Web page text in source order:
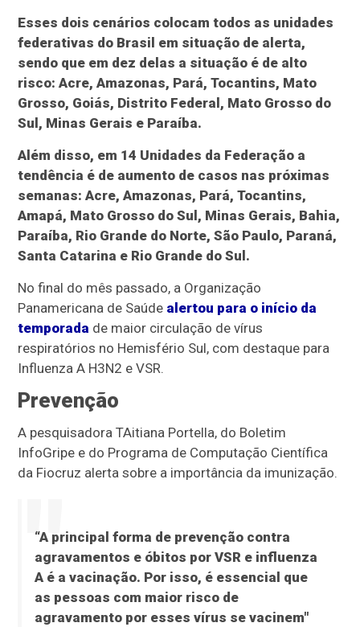
Esses dois cenários colocam todos as unidades
federativas do Brasil em situação de alerta,
sendo que em dez delas a situação é de alto
risco: Acre, Amazonas, Pará, Tocantins, Mato
Grosso, Goiás, Distrito Federal, Mato Grosso do
Sul, Minas Gerais e Paraíba.
Além disso, em 14 Unidades da Federação a
tendência é de aumento de casos nas próximas
semanas: Acre, Amazonas, Pará, Tocantins,
Amapá, Mato Grosso do Sul, Minas Gerais, Bahia,
Paraíba, Rio Grande do Norte, São Paulo, Paraná,
Santa Catarina e Rio Grande do Sul.
No final do mês passado, a Organização
Panamericana de Saúde alertou para o início da
temporada de maior circulação de vírus
respiratórios no Hemisfério Sul, com destaque para
Influenza A H3N2 e VSR.
Prevenção
A pesquisadora TAitiana Portella, do Boletim
InfoGripe e do Programa de Computação Científica
da Fiocruz alerta sobre a importância da imunização.
“A principal forma de prevenção contra
agravamentos e óbitos por VSR e influenza
A é a vacinação. Por isso, é essencial que
as pessoas com maior risco de
agravamento por esses vírus se vacinem"